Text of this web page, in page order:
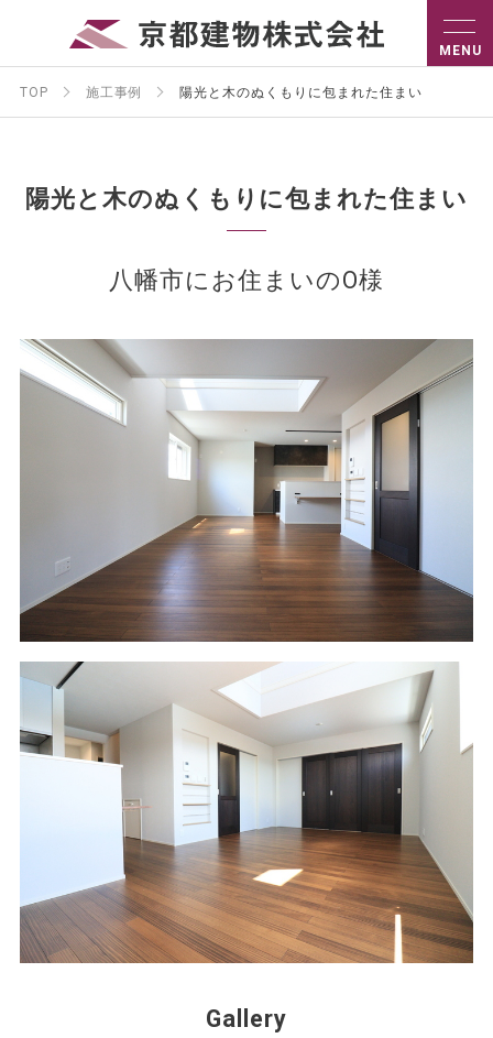
TOP 施工事例 陽光と木のぬくもりに包まれた住まい
陽光と木のぬくもりに包まれた住まい
八幡市にお住まいのO様
Gallery